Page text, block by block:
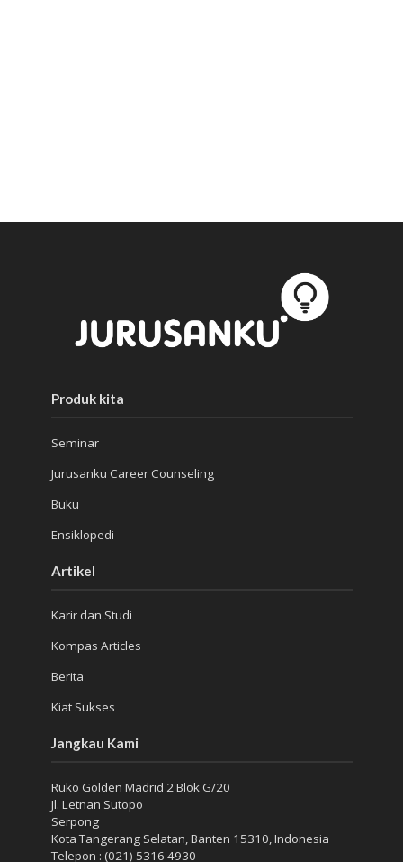
Produk kita
Seminar
Jurusanku Career Counseling
Buku
Ensiklopedi
Artikel
Karir dan Studi
Kompas Articles
Berita
Kiat Sukses
Jangkau Kami
Ruko Golden Madrid 2 Blok G/20
Jl. Letnan Sutopo
Serpong
Kota Tangerang Selatan, Banten 15310, Indonesia
Telepon : (021) 5316 4930